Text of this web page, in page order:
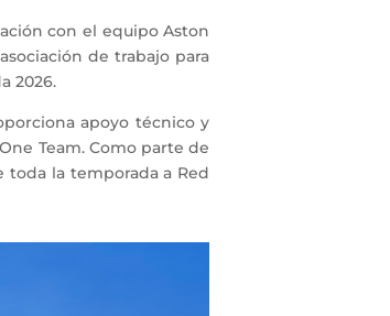
con el equipo Aston
de trabajo para
2026.
apoyo técnico y
Team. Como parte de
toda la temporada a Red